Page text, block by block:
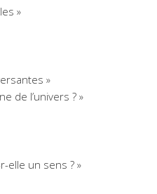
»
»
de l’univers ? »
elle un sens ? »